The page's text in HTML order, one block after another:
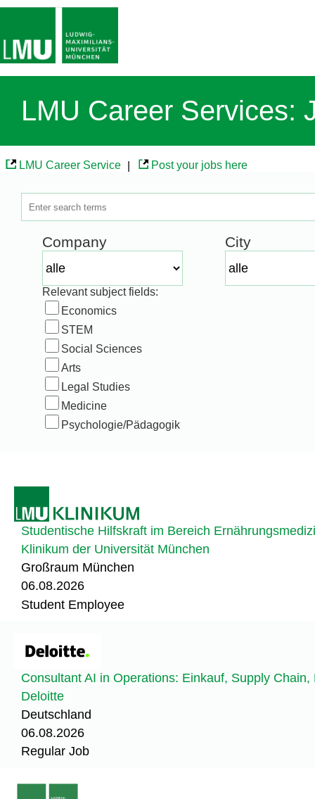
LMU Career Services:
LMU Career Service | Post your jobs here
Company City
Relevant subject fields:
Economics
STEM
Social Sciences
Arts
Legal Studies
Medicine
Psychologie/Pädagogik
Studentische Hilfskraft im Bereich
Klinikum der Universität München
Großraum München
06.08.2026
Student Employee
Consultant AI in Operations: Einkauf, Supply
Deloitte
Deutschland
06.08.2026
Regular Job